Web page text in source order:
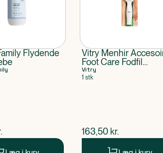
Flydende
pris
Vitry Menhir
Foot Care Fodfil
assorteret farver
Vitry
1 stk
$nuværende pris
163,50 kr.